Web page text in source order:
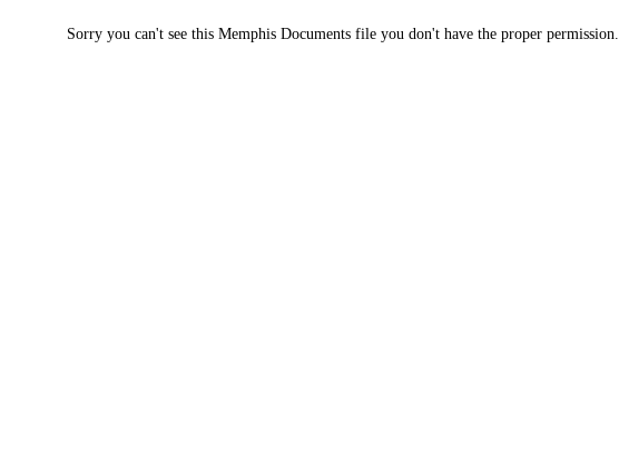
Sorry you can't see this Memphis Documents file you don't have the proper permission.